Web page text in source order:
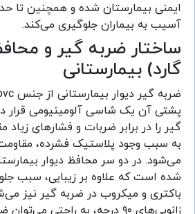
ایمنی بیمارستان شده و همچنین تا
آسیب به بیماران جلوگیری می‌کند.
ساختار ضربه گیر و
گارد) بیمارستانی
پشتی آن یک شاسی آلومینیومی قرار
گیر را در برابر ضربات و فشار‌های
به سبب وجود پلاستیک فشرده،
می‌شود. در دو سر محافظ دیوار
شده است که علاوه بر زیبایی، سبب
باکتری و میکروب در ضربه گیر نیز
زانویی‌های ۹۰ درجه، به راحتی